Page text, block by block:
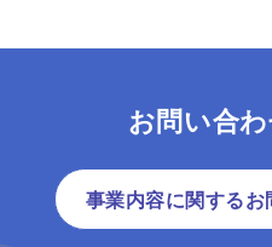
お問い合
事業内容に関する